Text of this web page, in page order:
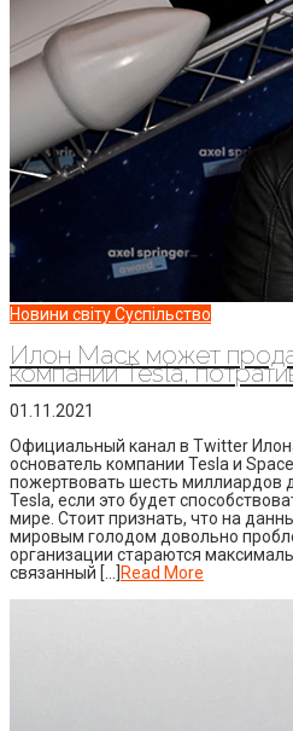
Новини світуСуспільство
Илон Маск может
компании Tesla,
01.11.2021
Официальный канал в Twitter
основатель компании Tesla и
пожертвовать шесть миллиардов
Tesla, если это будет
мире. Стоит признать, что на
мировым голодом довольно
организации стараются
связанный […]
Read More